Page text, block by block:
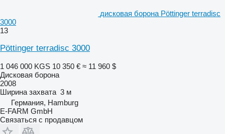
дисковая борона Pöttinger terradisc
3000
13
Pöttinger terradisc 3000
1 046 000 KGS 10 350 € ≈ 11 960 $
Дисковая борона
2008
Ширина захвата 3 м
Германия, Hamburg
E-FARM GmbH
Связаться с продавцом